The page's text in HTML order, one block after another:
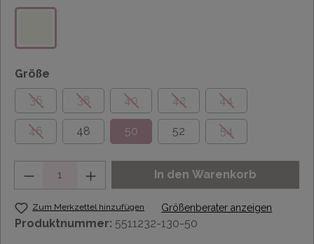
Größe
36
38 40 42 44
46 48 50 52 54
In den Warenkorb
Zum Merkzettel hinzufügen Größenberater anzeigen
Produktnummer: 5511232-130-50